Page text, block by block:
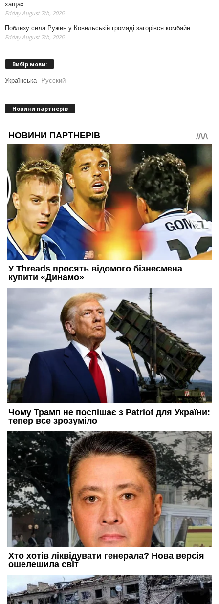
хащах
Friday August 7th, 2026
Поблизу села Ружин у Ковельській громаді загорівся комбайн
Friday August 7th, 2026
Вибір мови:
Українська Русский
Новини партнерів